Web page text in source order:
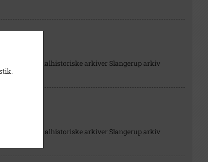
lokalhistoriske arkiver Slangerup arkiv
lokalhistoriske arkiver Slangerup arkiv